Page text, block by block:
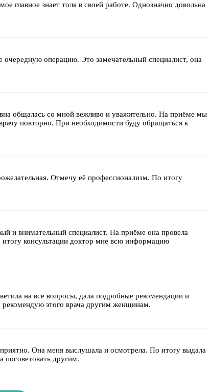
главное знает толк в своей работе. Однозначно довольна
операцию. Это замечательный специалист, она
общалась со мной вежливо и уважительно. На приёме мы
повторно. При необходимости буду обращаться к
Отмечу её профессионализм. По итогу
и внимательный специалист. На приёме она провела
консультации доктор мне всю информацию
на все вопросы, дала подробные рекомендации и
этого врача другим женщинам.
Она меня выслушала и осмотрела. По итогу выдала
посоветовать другим.